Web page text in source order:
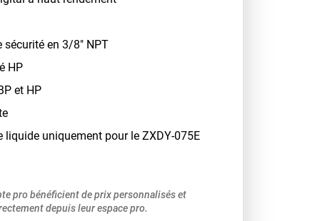
sécurité en 3/8" NPT
HP
et HP
liquide uniquement pour le ZXDY-075E
pro bénéficient de prix personnalisés et
depuis leur espace pro.